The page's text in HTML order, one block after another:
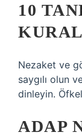
10
Nezaket ve
saygılı olun
dinleyin.
ADAP